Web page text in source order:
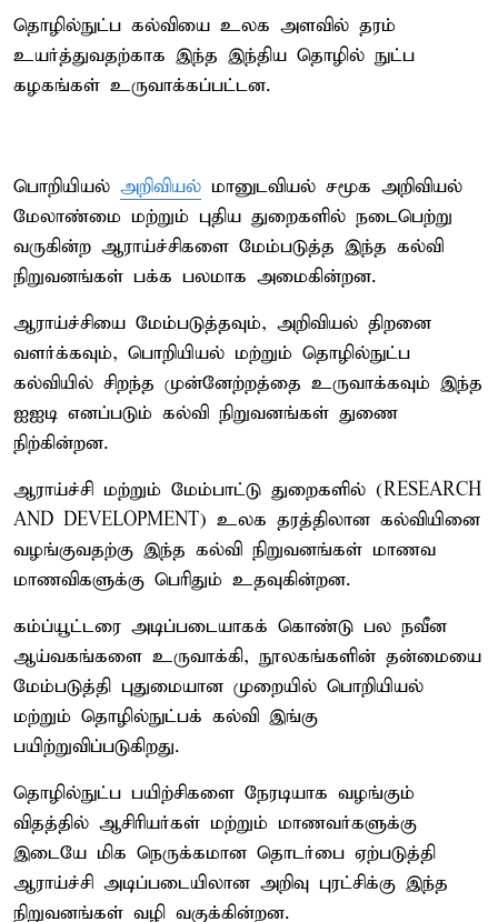
தொழில்நுட்ப கல்வியை உலக அளவில் தரம்
உயர்த்துவதற்காக இந்த இந்திய தொழில் நுட்ப
கழகங்கள் உருவாக்கப்பட்டன.
பொறியியல் அறிவியல் மானுடவியல் சமூக அறிவியல்
மேலாண்மை மற்றும் புதிய துறைகளில் நடைபெற்று
வருகின்ற ஆராய்ச்சிகளை மேம்படுத்த இந்த கல்வி
நிறுவனங்கள் பக்க பலமாக அமைகின்றன.
ஆராய்ச்சியை மேம்படுத்தவும், அறிவியல் திறனை
வளர்க்கவும், பொறியியல் மற்றும் தொழில்நுட்ப
கல்வியில் சிறந்த முன்னேற்றத்தை உருவாக்கவும் இந்த
ஐஐடி எனப்படும் கல்வி நிறுவனங்கள் துணை
நிற்கின்றன.
ஆராய்ச்சி மற்றும் மேம்பாட்டு துறைகளில் (RESEARCH
AND DEVELOPMENT) உலக தரத்திலான கல்வியினை
வழங்குவதற்கு இந்த கல்வி நிறுவனங்கள் மாணவ
மாணவிகளுக்கு பெரிதும் உதவுகின்றன.
கம்ப்யூட்டரை அடிப்படையாகக் கொண்டு பல நவீன
ஆய்வகங்களை உருவாக்கி, நூலகங்களின் தன்மையை
மேம்படுத்தி புதுமையான முறையில் பொறியியல்
மற்றும் தொழில்நுட்பக் கல்வி இங்கு
பயிற்றுவிப்படுகிறது.
தொழில்நுட்ப பயிற்சிகளை நேரடியாக வழங்கும்
விதத்தில் ஆசிரியர்கள் மற்றும் மாணவர்களுக்கு
இடையே மிக நெருக்கமான தொடர்பை ஏற்படுத்தி
ஆராய்ச்சி அடிப்படையிலான அறிவு புரட்சிக்கு இந்த
நிறுவனங்கள் வழி வகுக்கின்றன.